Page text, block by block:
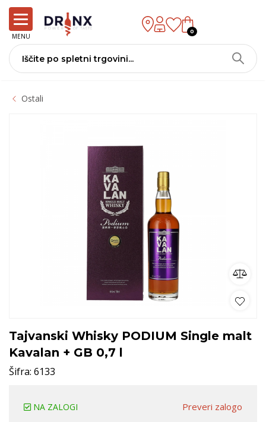
MENU
0
Ostali
Tajvanski Whisky PODIUM Single malt
Kavalan + GB 0,7 l
Šifra: 6133
Preveri zalogo
NA ZALOGI